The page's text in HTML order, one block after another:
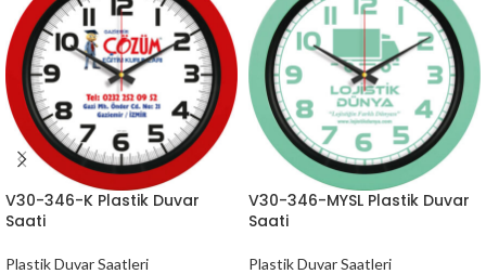
V30-346-K Plastik Duvar
Saati
Plastik Duvar Saatleri
V30-346-MYSL Plastik Duvar
Saati
Plastik Duvar Saatleri